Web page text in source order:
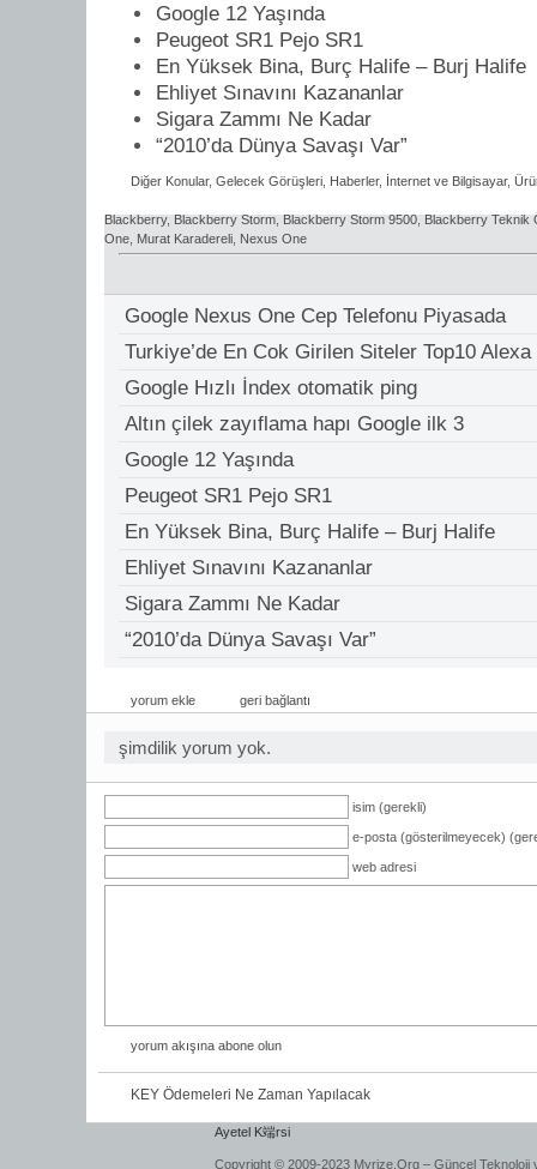
Google 12 Yaşında
Peugeot SR1 Pejo SR1
En Yüksek Bina, Burç Halife – Burj Halife
Ehliyet Sınavını Kazananlar
Sigara Zammı Ne Kadar
“2010’da Dünya Savaşı Var”
Diğer Konular, Gelecek Görüşleri Haberler, İnternet ve Bilgisayar,
Blackberry,Blackberry Storm,Blackberry Storm 9500,Blackberry Teknik
One Murat Karadereli Nexus One
Google Nexus One Cep Telefonu Piyasada
Turkiye’de En Cok Girilen Siteler Top10 Alexa
Google Hızlı İndex otomatik ping
Altın çilek zayıflama hapı Google ilk 3
Google 12 Yaşında
Peugeot SR1 Pejo SR1
En Yüksek Bina, Burç Halife – Burj Halife
Ehliyet Sınavını Kazananlar
Sigara Zammı Ne Kadar
“2010’da Dünya Savaşı Var”
yorum ekle geri bağlantı
şimdilik yorum yok.
isim (gerekli)
e-posta (gösterilmeyecek)
web adresi
yorum akışına abone olun
KEY Ödemeleri Ne Zaman Yapılacak
Ayetel K端rsi
Copyright © 2009-2023 Myrize.Org – Güncel Teknoloji